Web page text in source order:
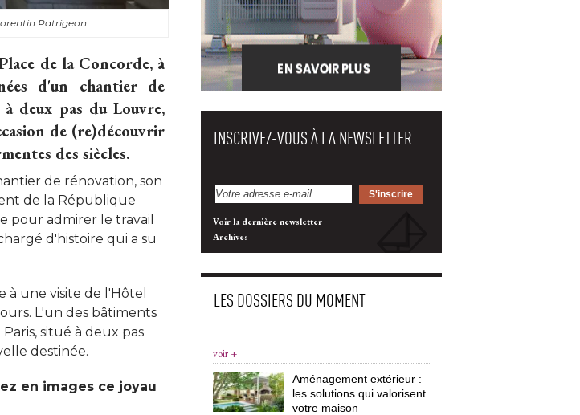
Patrigeon
de la Concorde, à
d'un chantier de
deux pas du Louvre,
de (re)découvrir
des siècles.
de rénovation, son
de la République
pour admirer le travail
d'histoire qui a su
à une visite de l'Hôtel
L'un des bâtiments
situé à deux pas
destinée.
en images ce joyau
INSCRIVEZ-VOUS À LA NEWSLETTER
Voir la dernière newsletter
Archives
LES DOSSIERS DU MOMENT
voir +
Aménagement extérieur :
les solutions qui valorisent
votre maison